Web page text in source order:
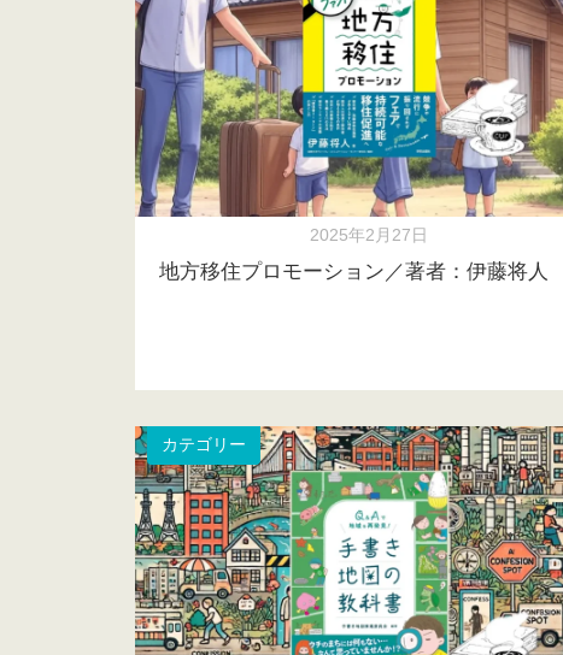
2025年2月27日
地方移住プロモーション／著者：伊藤将人
カテゴリー